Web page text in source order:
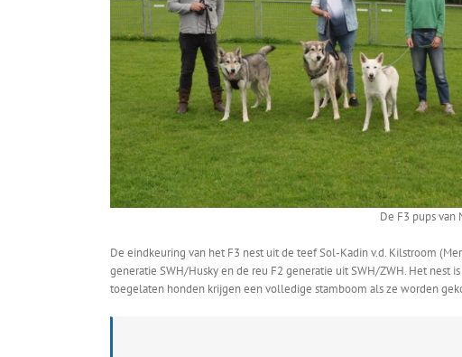
De F3 pups van
De eindkeuring van het F3 nest uit de teef Sol-Kadin v.d. Kilstroom
generatie SWH/Husky en de reu F2 generatie uit SWH/ZWH. Het
toegelaten honden krijgen een volledige stamboom als ze worden